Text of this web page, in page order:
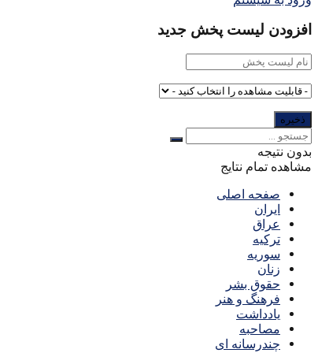
افزودن لیست پخش جدید
بدون نتیجه
مشاهده تمام نتایج
صفحه اصلی
ایران
عراق
ترکیه
سوریه
زنان
حقوق بشر
فرهنگ و هنر
یادداشت
مصاحبه
چندرسانه ای